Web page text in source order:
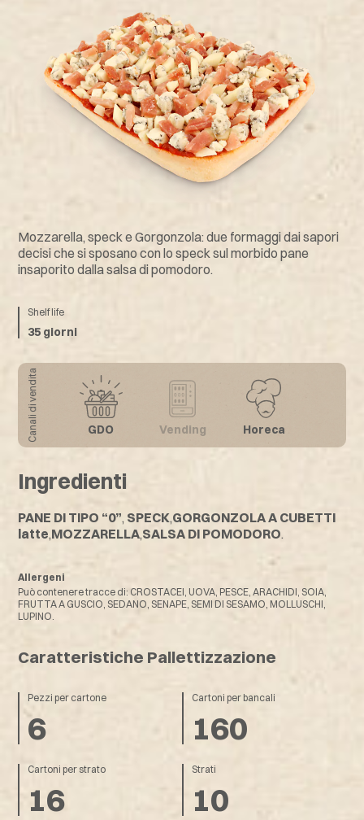
Mozzarella, speck e Gorgonzola: due formaggi dai sapori
decisi che si sposano con lo speck sul morbido pane
insaporito dalla salsa di pomodoro.
Shelf life
35 giorni
Canali di vendita GDO Vending Horeca
Ingredienti
PANE DI TIPO “0”, SPECK,GORGONZOLA A CUBETTI
latte,MOZZARELLA,SALSA DI POMODORO.
Allergeni
Può contenere tracce di: CROSTACEI, UOVA, PESCE, ARACHIDI, SOIA,
FRUTTA A GUSCIO, SEDANO, SENAPE, SEMI DI SESAMO, MOLLUSCHI,
LUPINO.
Caratteristiche Pallettizzazione
Pezzi per cartone
6
Cartoni per bancali
160
Cartoni per strato
16
Strati
10